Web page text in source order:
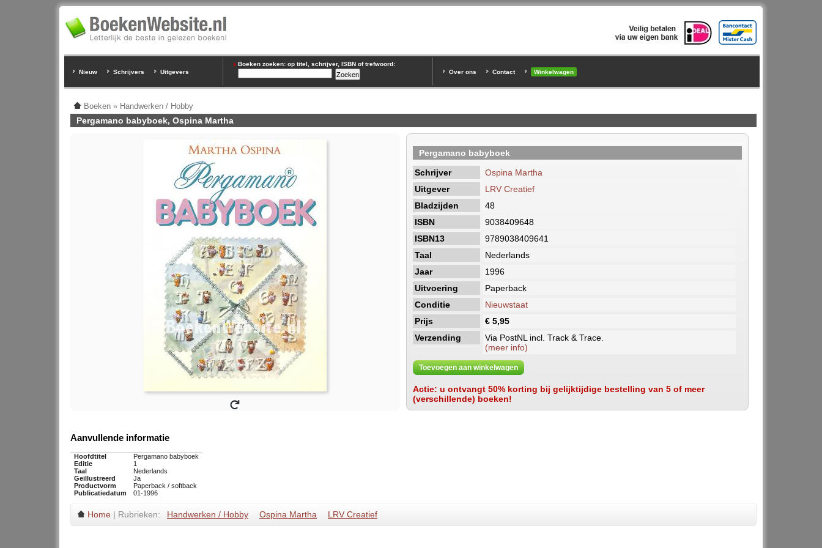
Nieuw Schrijvers Uitgevers
Boeken zoeken: op titel, schrijver, ISBN of trefwoord:
Over ons
Contact Winkelwagen
Boeken » Handwerken / Hobby
Pergamano babyboek, Ospina Martha
Pergamano babyboek
Schrijver
Ospina Martha
Uitgever
LRV Creatief
Bladzijden
48
ISBN
9038409648
ISBN13
9789038409641
Taal
Nederlands
Jaar
1996
Uitvoering
Paperback
Conditie
Nieuwstaat
Prijs
€ 5,95
Verzending
Via PostNL incl. Track & Trace.
(meer info)
Toevoegen aan winkelwagen
Actie: u ontvangt 50% korting bij gelijktijdige bestelling van 5 of meer
(verschillende) boeken!
Aanvullende informatie
Hoofdtitel
Pergamano babyboek
Editie
1
Taal
Nederlands
Geillustreerd
Ja
Productvorm
Paperback / softback
Publicatiedatum
01-1996
Home | Rubrieken: Handwerken / Hobby Ospina Martha LRV Creatief